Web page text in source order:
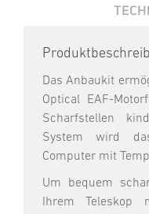
Das Anbaukit
Optical EAF-
Scharfstellen
System wird
Computer mit
Um bequem
Ihrem Teleskop